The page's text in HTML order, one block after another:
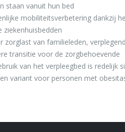
staan vanuit hun bed
mobiliteitsverbetering dankzij
ziekenhuisbedden
zorglast van familieleden,
transitie voor de zorgbehoevende
van het verpleegbed is redelijk
variant voor personen met